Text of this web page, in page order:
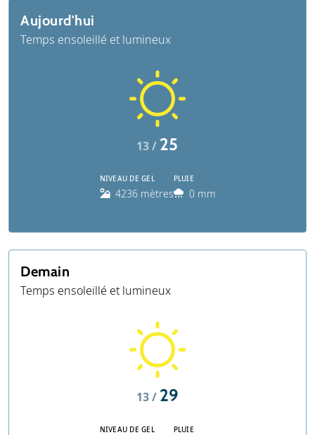
Aujourd'hui
Temps ensoleillé et lumineux
13 / 25
NIVEAU DE GEL
4236 mètres
PLUIE
0 mm
Demain
Temps ensoleillé et lumineux
13 / 29
NIVEAU DE GEL PLUIE